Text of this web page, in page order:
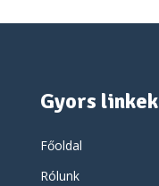
Gyors linkek
Főoldal
Rólunk